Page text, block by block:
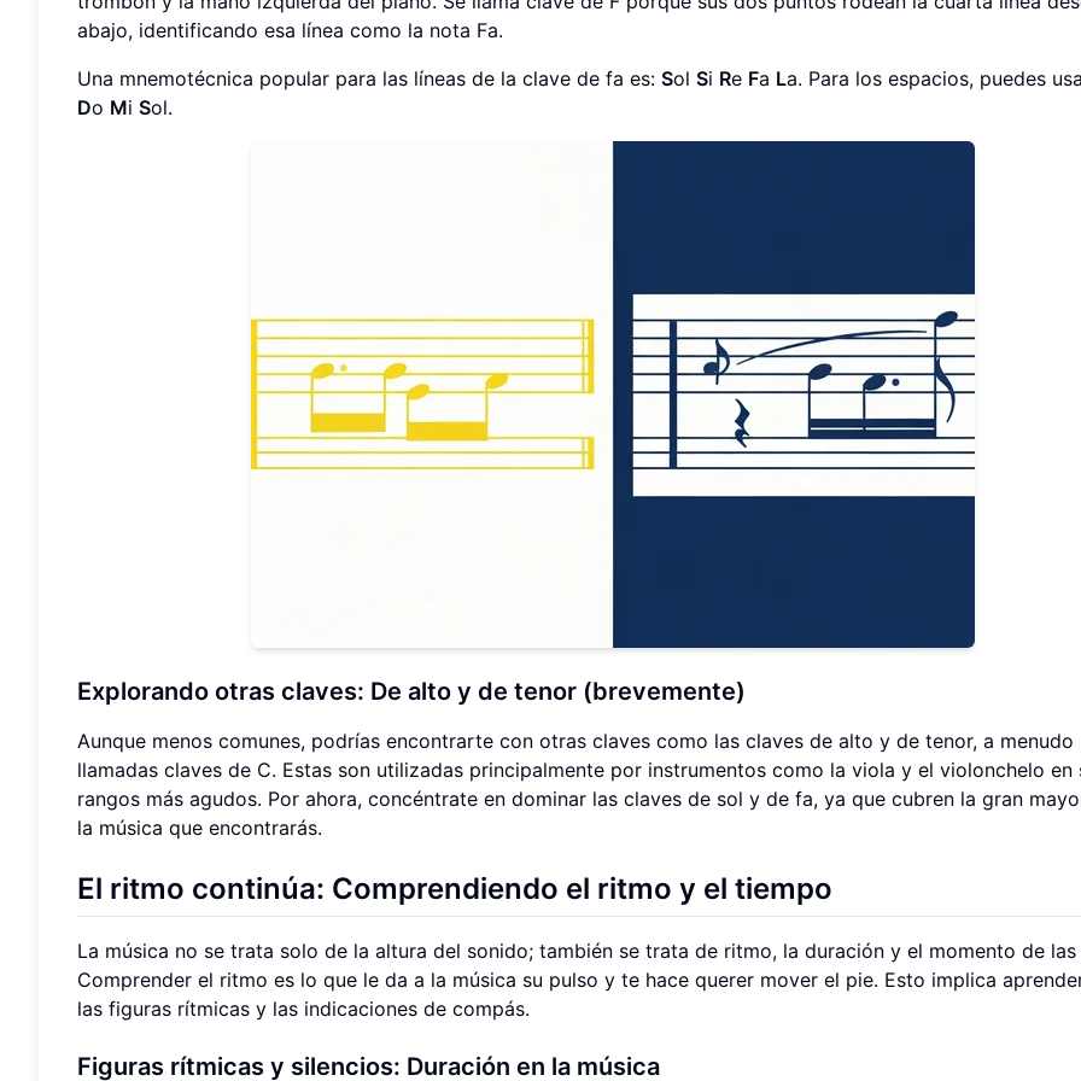
abajo, identificando esa línea como la nota Fa.
Una mnemotécnica popular para las líneas de la clave de fa es: Sol Si Re Fa La. Para los espacios, puedes
Do Mi Sol.
Explorando otras claves: De alto y de tenor (brevemente)
Aunque menos comunes, podrías encontrarte con otras claves como las claves de alto y de tenor, a menudo
llamadas claves de C. Estas son utilizadas principalmente por instrumentos como la viola y el violonchelo en
rangos más agudos. Por ahora, concéntrate en dominar las claves de sol y de fa, ya que cubren la gran
la música que encontrarás.
El ritmo continúa: Comprendiendo el ritmo y el tiempo
La música no se trata solo de la altura del sonido; también se trata de ritmo, la duración y el momento de las
Comprender el ritmo es lo que le da a la música su pulso y te hace querer mover el pie. Esto implica
las figuras rítmicas y las indicaciones de compás.
Figuras rítmicas y silencios: Duración en la música